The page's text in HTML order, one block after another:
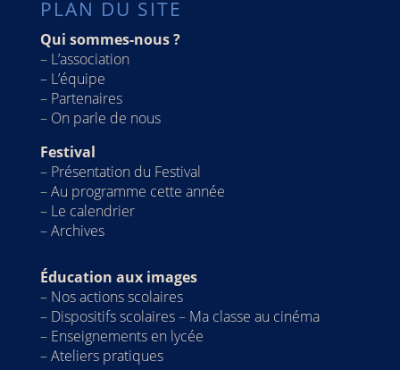
PLAN DU SITE
Qui sommes-nous ?
– L’association
– L’équipe
– Partenaires
– On parle de nous
Festival
– Présentation du Festival
–Au programme cette année
– Le calendrier
–Archives
Éducation aux images
– Nos actions scolaires
– Dispositifs scolaires – Ma classe au cinéma
– Enseignements en lycée
–Ateliers pratiques